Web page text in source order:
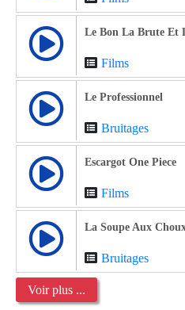
Le Bon La Brute Et
Films
Le Professionnel
Bruitages
Escargot One Piece
Films
La Soupe Aux
Bruitages
Voir plus ...